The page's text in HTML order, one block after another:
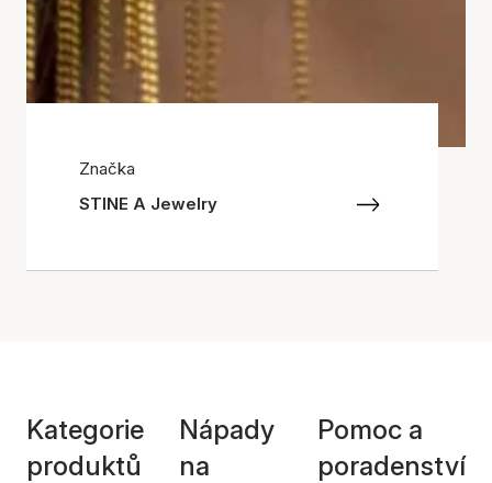
Značka
STINE A Jewelry
Kategorie
produktů
Nápady
na
Pomoc a
poradenství